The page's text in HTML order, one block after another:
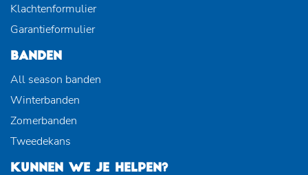
Klachtenformulier
Garantieformulier
BANDEN
All season banden
Winterbanden
Zomerbanden
Tweedekans
KUNNEN WE JE HELPEN?